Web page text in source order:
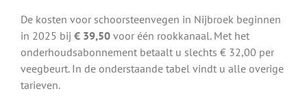
De kosten voor schoorsteenvegen in Nijbroek beginnen
in 2025 bij € 39,50voor één rookkanaal. Met het
onderhoudsabonnement betaalt u slechts € 32,00 per
veegbeurt. In de onderstaande tabel vindt u alle overige
tarieven.